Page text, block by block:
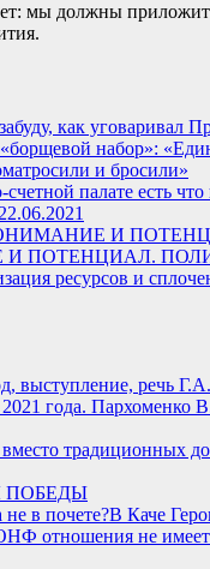
мы должны
и бросили»
И ПОТЕНЦИАЛ.
выступление, речь
В Каче